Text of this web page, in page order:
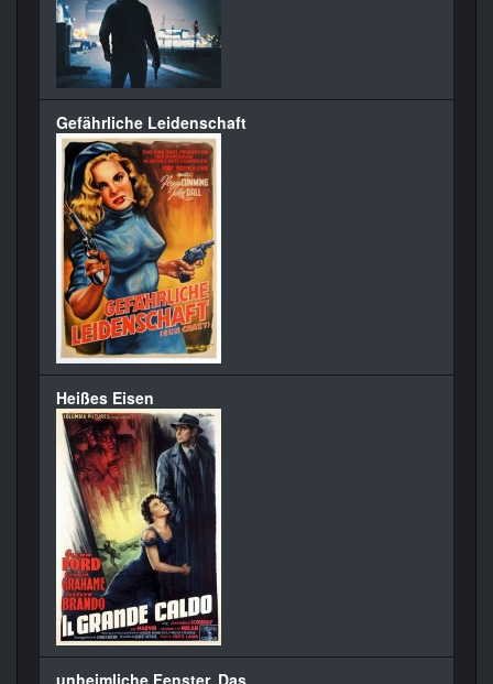
Gefährliche Leidenschaft
Heißes Eisen